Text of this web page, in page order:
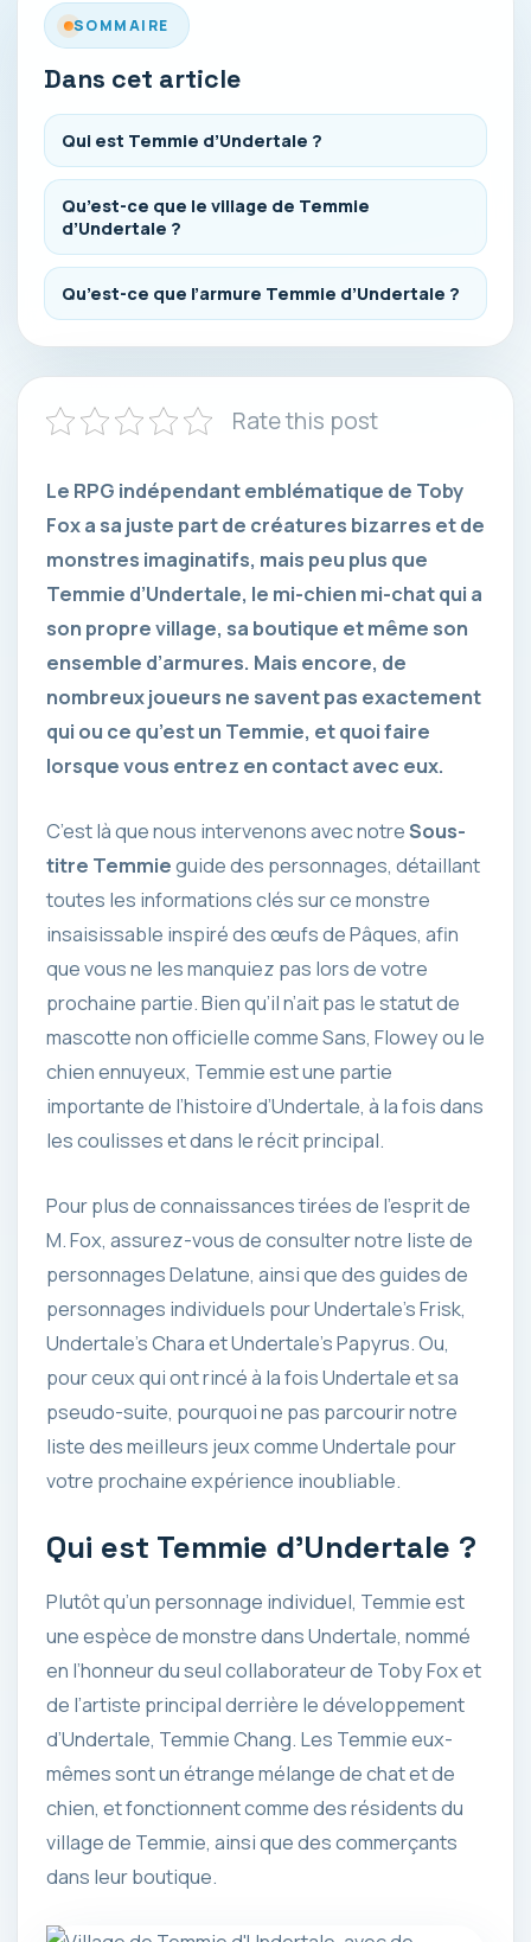
SOMMAIRE
Dans cet article
Qui est Temmie d’Undertale ?
Qu’est-ce que le village de Temmie
d’Undertale ?
Qu’est-ce que l’armure Temmie d’Undertale ?
Rate this post
Le RPG indépendant emblématique de Toby
Fox a sa juste part de créatures bizarres et de
monstres imaginatifs, mais peu plus que
Temmie d’Undertale, le mi-chien mi-chat qui a
son propre village, sa boutique et même son
ensemble d’armures. Mais encore, de
nombreux joueurs ne savent pas exactement
qui ou ce qu’est un Temmie, et quoi faire
lorsque vous entrez en contact avec eux.
C’est là que nous intervenons avec notreSous-
titre Temmieguide des personnages, détaillant
toutes les informations clés sur ce monstre
insaisissable inspiré des œufs de Pâques, afin
que vous ne les manquiez pas lors de votre
prochaine partie. Bien qu’il n’ait pas le statut de
mascotte non officielle comme Sans, Flowey ou le
chien ennuyeux, Temmie est une partie
importante de l’histoire d’Undertale, à la fois dans
les coulisses et dans le récit principal.
Pour plus de connaissances tirées de l’esprit de
M. Fox, assurez-vous de consulter notre liste de
personnages Delatune, ainsi que des guides de
personnages individuels pour Undertale’s Frisk,
Undertale’s Chara et Undertale’s Papyrus. Ou,
pour ceux qui ont rincé à la fois Undertale et sa
pseudo-suite, pourquoi ne pas parcourir notre
liste des meilleurs jeux comme Undertale pour
votre prochaine expérience inoubliable.
Qui est Temmie d’Undertale ?
Plutôt qu’un personnage individuel, Temmie est
une espèce de monstre dans Undertale, nommé
en l’honneur du seul collaborateur de Toby Fox et
de l’artiste principal derrière le développement
d’Undertale, Temmie Chang. Les Temmie eux-
mêmes sont un étrange mélange de chat et de
chien, et fonctionnent comme des résidents du
village de Temmie, ainsi que des commerçants
dans leur boutique.